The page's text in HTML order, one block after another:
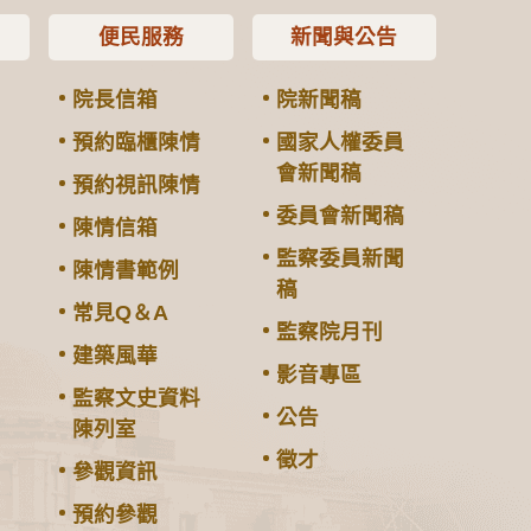
便民服務
院長信箱
預約臨櫃陳情
預約視訊陳情
陳情信箱
陳情書範例
常見Q＆A
建築風華
監察文史資料
陳列室
參觀資訊
預約參觀
新聞與公告
院新聞稿
國家人權委員
會新聞稿
委員會新聞稿
監察委員新聞
稿
監察院月刊
影音專區
公告
徵才